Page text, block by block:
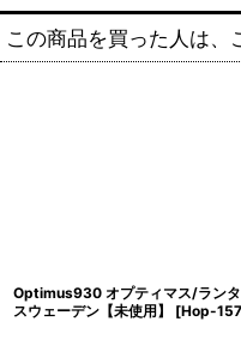
この商品を買った人は、
Optimus930 オプティマス/ラン
スウェーデン【未使用】
[Hop-157